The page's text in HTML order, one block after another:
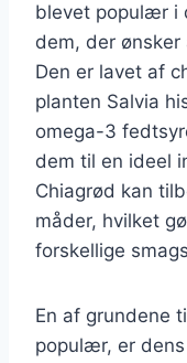
blevet populær i
dem, der
Den er lavet af
planten Salvia
omega-3
dem til en ideel
Chiagrød kan
måder, hvilket
forskellige
En af grundene
populær, er